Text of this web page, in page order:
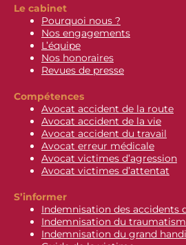
Le cabinet
Pourquoi nous ?
Nos engagements
L’équipe
Nos honoraires
Revues de presse
Compétences
Avocat accident de la route
Avocat accident de la vie
Avocat accident du travail
Avocat erreur médicale
Avocat victimes d’agression
Avocat victimes d’attentat
S’informer
Indemnisation des accidents
Indemnisation du
Indemnisation du grand